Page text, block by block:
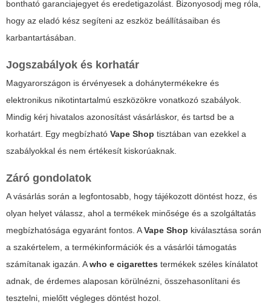
bontható garanciajegyet és eredetigazolást. Bizonyosodj meg róla,
hogy az eladó kész segíteni az eszköz beállításaiban és
karbantartásában.
Jogszabályok és korhatár
Magyarországon is érvényesek a dohánytermékekre és
elektronikus nikotintartalmú eszközökre vonatkozó szabályok.
Mindig kérj hivatalos azonosítást vásárláskor, és tartsd be a
korhatárt. Egy megbízható Vape Shop tisztában van ezekkel a
szabályokkal és nem értékesít kiskorúaknak.
Záró gondolatok
A vásárlás során a legfontosabb, hogy tájékozott döntést hozz, és
olyan helyet válassz, ahol a termékek minősége és a szolgáltatás
megbízhatósága egyaránt fontos. AVape Shop kiválasztása során
a szakértelem, a termékinformációk és a vásárlói támogatás
számítanak igazán. Awho e cigarettes termékek széles kínálatot
adnak, de érdemes alaposan körülnézni, összehasonlítani és
tesztelni, mielőtt végleges döntést hozol.